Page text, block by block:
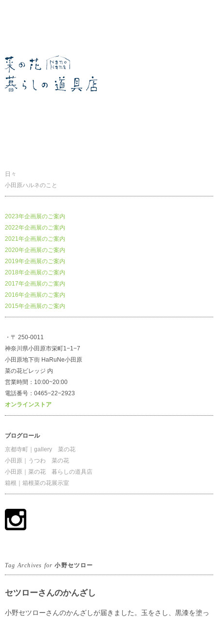
日々
小田原ハルネのこと
2023年企画展のご案内
2022年企画展のご案内
2021年企画展のご案内
2020年企画展のご案内
2019年企画展のご案内
2018年企画展のご案内
2017年企画展のご案内
2016年企画展のご案内
2015年企画展のご案内
・〒 250-0011
神奈川県小田原市栄町1−1−7
小田原地下街 HaRuNe小田原
菜の花ビレッジ 内
営業時間：10:00~20:00
電話番号：0465−22−2923
オンラインストア
ブログロール
京都寺町｜gallery 菜の花
小田原｜うつわ 菜の花
小田原｜菜の花 暮らしの道具店
箱根｜箱根菜の花展示室
Tag Archives for小野セツロー
セツローさんのかんざし
小野セツローさんのかんざしが届きました。玉をさし、黒漆を塗っ